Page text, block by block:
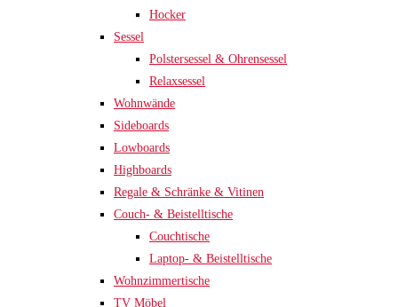
Hocker
Sessel
Polstersessel & Ohrensessel
Relaxsessel
Wohnwände
Sideboards
Lowboards
Highboards
Regale & Schränke & Vitinen
Couch- & Beistelltische
Couchtische
Laptop- & Beistelltische
Wohnzimmertische
TV Möbel